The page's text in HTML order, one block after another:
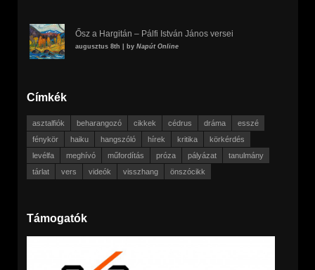
Ősz a Hargitán – Pálfi István János versei
augusztus 8th | by Napút Online
Címkék
asztalfiók beharangozó cikkek cédrus dráma
esszé
fénykör
haiku hangszóló hírek kritika
körkérdés
levélfa
meghívó műfordítás próza pályázat
tanulmány
tárlat
vers videók visszhang önszócikk
Támogatók